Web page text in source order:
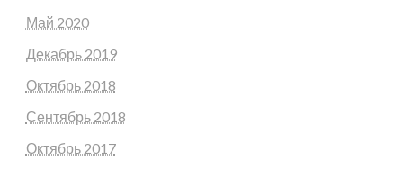
Май 2020
Декабрь 2019
Октябрь 2018
Сентябрь 2018
Октябрь 2017